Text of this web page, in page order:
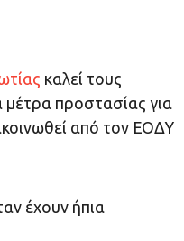
καλεί τους
μέτρα προστασίας για
από τον ΕΟΔΥ
έχουν ήπια